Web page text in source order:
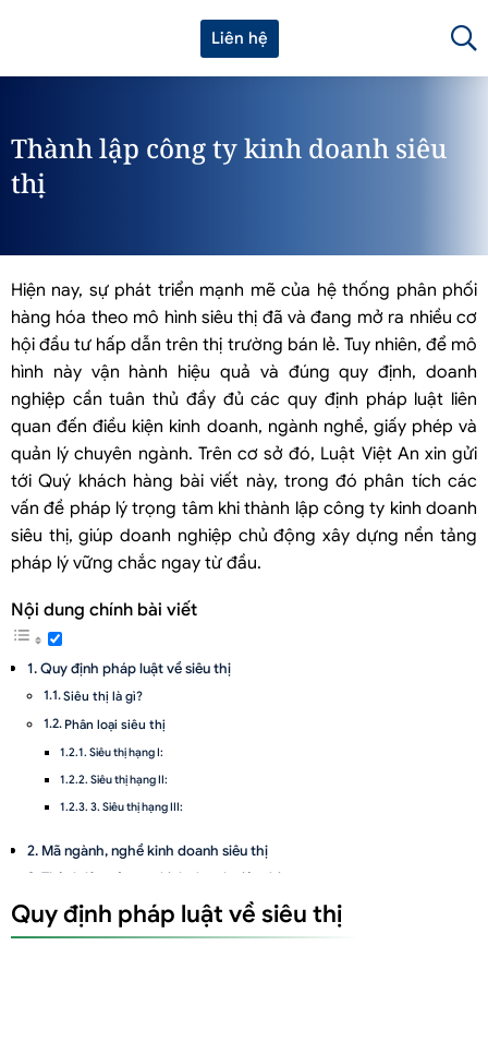
Liên hệ
Thành lập công ty kinh doanh siêu
thị
Hiện nay, sự phát triển mạnh mẽ của hệ thống phân phối
hàng hóa theo mô hình siêu thị đã và đang mở ra nhiều cơ
hội đầu tư hấp dẫn trên thị trường bán lẻ. Tuy nhiên, để mô
hình này vận hành hiệu quả và đúng quy định, doanh
nghiệp cần tuân thủ đầy đủ các quy định pháp luật liên
quan đến điều kiện kinh doanh, ngành nghề, giấy phép và
quản lý chuyên ngành. Trên cơ sở đó, Luật Việt An xin gửi
tới Quý khách hàng bài viết này, trong đó phân tích các
vấn đề pháp lý trọng tâm khi thành lập công ty kinh doanh
siêu thị, giúp doanh nghiệp chủ động xây dựng nền tảng
pháp lý vững chắc ngay từ đầu.
Nội dung chính bài viết
Quy định pháp luật về siêu thị
Siêu thị là gì?
Phân loại siêu thị
Siêu thị hạng I:
Siêu thị hạng II:
3. Siêu thị hạng III:
Mã ngành, nghề kinh doanh siêu thị
Thành lập công ty kinh doanh siêu thị
Bước 1: Lựa chọn mã ngành và chuẩn bị hồ sơ
Bước 2: Nộp hồ sơ
Quy định pháp luật về siêu thị